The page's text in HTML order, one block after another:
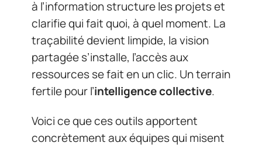
à l’information structure les projets et
clarifie qui fait quoi, à quel moment. La
traçabilité devient limpide, la vision
partagée s’installe, l’accès aux
ressources se fait en un clic. Un terrain
fertile pour l’intelligence collective.
Voici ce que ces outils apportent
concrètement aux équipes qui misent